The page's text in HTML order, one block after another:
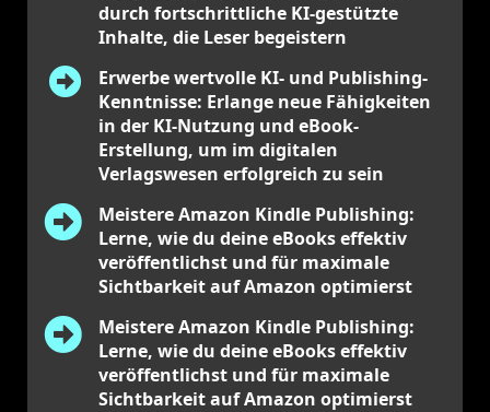
durch fortschrittliche KI-gestützte
Inhalte, die Leser begeistern
Erwerbe wertvolle KI- und Publishing-
Kenntnisse: Erlange neue Fähigkeiten
in der KI-Nutzung und eBook-
Erstellung, um im digitalen
Verlagswesen erfolgreich zu sein
Meistere Amazon Kindle Publishing:
Lerne, wie du deine eBooks effektiv
veröffentlichst und für maximale
Sichtbarkeit auf Amazon optimierst
Meistere Amazon Kindle Publishing:
Lerne, wie du deine eBooks effektiv
veröffentlichst und für maximale
Sichtbarkeit auf Amazon optimierst